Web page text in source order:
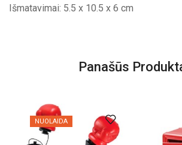
Išmatavimai: 5.5 x 10.5 x 6 cm
Panašūs
NUOLAIDA